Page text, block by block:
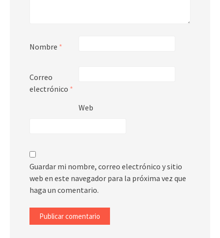
Nombre *
Correo
electrónico *
Web
Guardar mi nombre, correo electrónico y sitio
web en este navegador para la próxima vez que
haga un comentario.